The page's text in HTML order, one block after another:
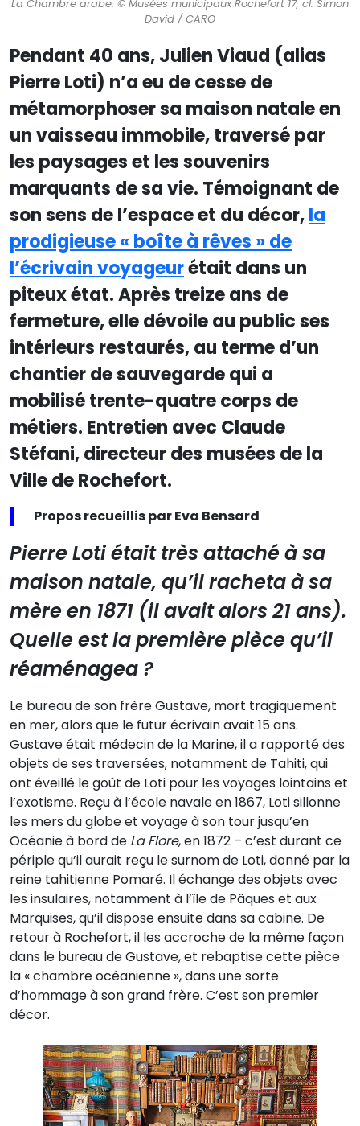
La Chambre arabe. © Musées municipaux Rochefort 17, cl. Simon
David / CARO
Pendant 40 ans, Julien Viaud (alias
Pierre Loti) n’a eu de cesse de
métamorphoser sa maison natale en
un vaisseau immobile, traversé par
les paysages et les souvenirs
marquants de sa vie. Témoignant de
son sens de l’espace et du décor,la
prodigieuse « boîte à rêves » de
l’écrivain voyageurétait dans un
piteux état. Après treize ans de
fermeture, elle dévoile au public ses
intérieurs restaurés, au terme d’un
chantier de sauvegarde qui a
mobilisé trente-quatre corps de
métiers. Entretien avec Claude
Stéfani, directeur des musées de la
Ville de Rochefort.
Propos recueillis par Eva Bensard
Pierre Loti était très attaché à sa
maison natale, qu’il racheta à sa
mère en 1871 (il avait alors 21 ans).
Quelle est la première pièce qu’il
réaménagea ?
Le bureau de son frère Gustave, mort tragiquement
en mer, alors que le futur écrivain avait 15 ans.
Gustave était médecin de la Marine, il a rapporté des
objets de ses traversées, notamment de Tahiti, qui
ont éveillé le goût de Loti pour les voyages lointains et
l’exotisme. Reçu à l’école navale en 1867, Loti sillonne
les mers du globe et voyage à son tour jusqu’en
Océanie à bord de La Flore, en 1872 – c’est durant ce
périple qu’il aurait reçu le surnom de Loti, donné par la
reine tahitienne Pomaré. Il échange des objets avec
les insulaires, notamment à l’île de Pâques et aux
Marquises, qu’il dispose ensuite dans sa cabine. De
retour à Rochefort, il les accroche de la même façon
dans le bureau de Gustave, et rebaptise cette pièce
la « chambre océanienne », dans une sorte
d’hommage à son grand frère. C’est son premier
décor.